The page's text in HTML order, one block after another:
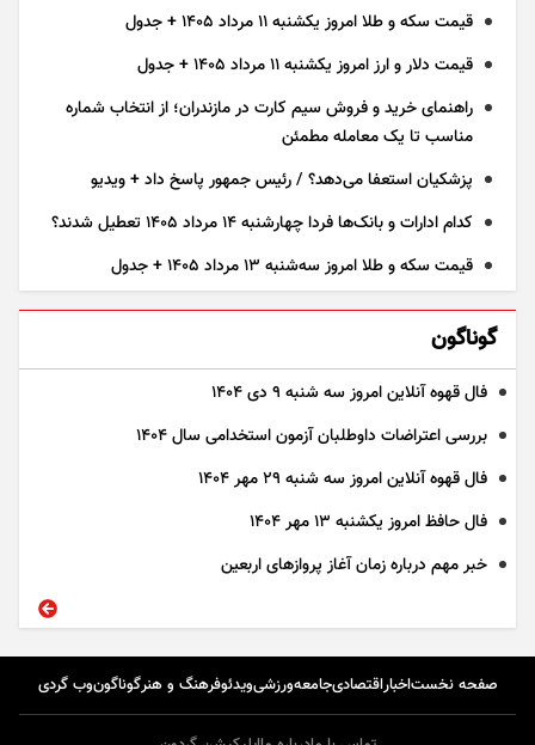
قیمت سکه و طلا امروز یکشنبه ۱۱ مرداد ۱۴۰۵ + جدول
قیمت دلار و ارز امروز یکشنبه ۱۱ مرداد ۱۴۰۵ + جدول
راهنمای خرید و فروش سیم کارت در مازندران؛ از انتخاب شماره
مناسب تا یک معامله مطمئن
پزشکیان استعفا می‌دهد؟ / رئیس جمهور پاسخ داد + ویدیو
کدام ادارات و بانک‌ها فردا چهارشنبه ۱۴ مرداد ۱۴۰۵ تعطیل شدند؟
قیمت سکه و طلا امروز سه‌شنبه ۱۳ مرداد ۱۴۰۵ + جدول
گوناگون
فال قهوه آنلاین امروز سه شنبه ۹ دی ۱۴۰۴
بررسی اعتراضات داوطلبان آزمون استخدامی سال ۱۴۰۴
فال قهوه آنلاین امروز سه شنبه ۲۹ مهر ۱۴۰۴
فال حافظ امروز یکشنبه ۱۳ مهر ۱۴۰۴
خبر مهم درباره زمان آغاز پرواز‌های اربعین
صفحه نخستاخباراقتصادیجامعهورزشیویدئوفرهنگ و هنرگوناگونوب گردی